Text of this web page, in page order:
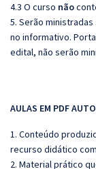
4.3 O curso não
5. Serão ministradas
no informativo.
edital, não serão
AULAS EM PDF
1. Conteúdo
recurso didático
2. Material prático